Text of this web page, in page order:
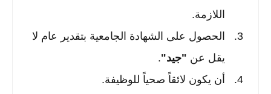
اللازمة.
الحصول على الشهادة الجامعية بتقدير عام لا
يقل عن "جيد".
أن يكون لائقاً صحياً للوظيفة.